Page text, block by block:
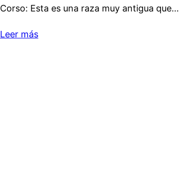
Corso: Esta es una raza muy antigua que…
Leer más